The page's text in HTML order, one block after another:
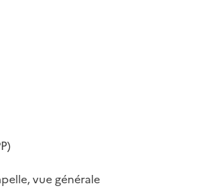
vue générale